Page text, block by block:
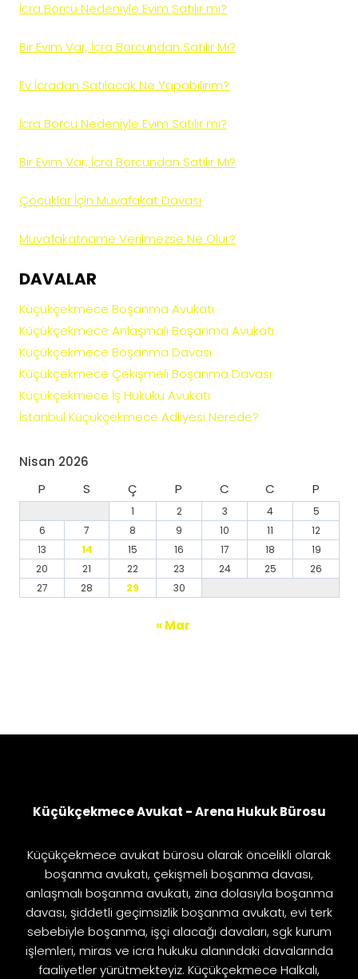
İcra Borcu Nedeniyle Evim Satılır mı?
Bir Evim Var, İcra Borcundan Satılır Mı?
Ev İcradan Satılacak Ne Yapabilirim?
İcra Borcu Nedeniyle Evim Satılır mı?
Bir Evim Var, İcra Borcundan Satılır Mı?
Çocuklar İçin Muvafakat Davası
Muvafakatname Verilmezse Ne Olur?
DAVALAR
Küçükçekmece Boşanma Avukatı
Küçükçekmece Anlaşmalı Boşanma Avukatı
Küçükçekmece Boşanma Davası
Küçükçekmece Çekişmeli Boşanma Davası
Küçükçekmece İş Hukuku Avukatı
İstanbul Küçükçekmece Adliyesi Nerede?
Nisan 2026
P
S Ç P C C P
1 2 3 4
5
6
7 8 9 10 11
12
13
14 15 16 17 18
19
20
21 22 23 24 25
26
27
28 29 30
« Mar
Küçükçekmece Avukat - Arena Hukuk Bürosu
Küçükçekmece avukat bürosu olarak öncelikli olarak
boşanma avukatı, çekişmeli boşanma davası,
anlaşmalı boşanma avukatı, zina dolasıyla boşanma
davası, şiddetli geçimsizlik boşanma avukatı, evi terk
sebebiyle boşanma, işçi alacağı davaları, sgk kurum
işlemleri, miras ve icra hukuku alanındaki davalarında
faaliyetler yürütmekteyiz. Küçükçekmece Halkalı,